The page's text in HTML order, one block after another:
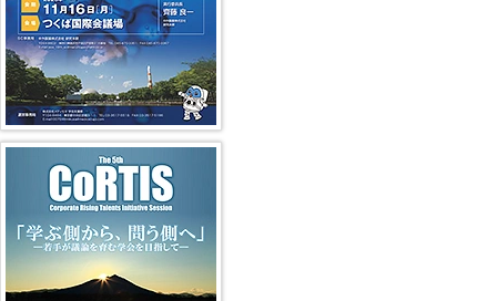
第5回 CoRTIS